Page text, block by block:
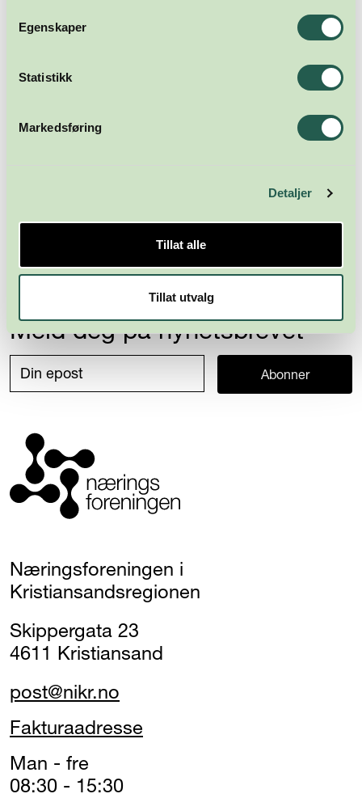
Egenskaper
Statistikk
Markedsføring
Detaljer
Tillat alle
Tillat utvalg
Meld deg på nyhetsbrevet
Abonner
Næringsforeningen i
Kristiansandsregionen
Skippergata 23
4611 Kristiansand
post@nikr.no
Fakturaadresse
Man - fre
08:30 - 15:30